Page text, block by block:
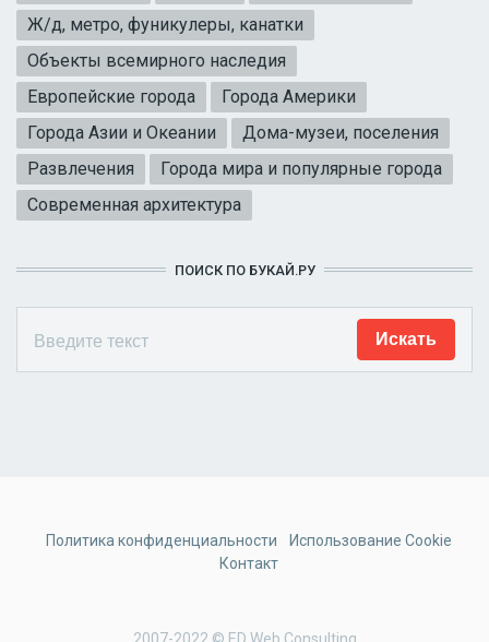
Ж/д, метро, фуникулеры, канатки
Объекты всемирного наследия
Европейские города
Города Америки
Города Азии и Океании
Дома-музеи, поселения
Развлечения
Города мира и популярные города
Современная архитектура
ПОИСК ПО БУКАЙ.РУ
Политика конфиденциальности
Использование Cookie
Контакт